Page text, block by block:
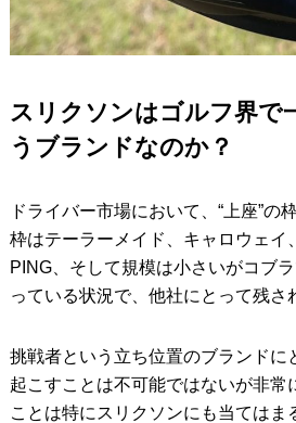
スリクソンはゴルフ界で
うブランドなのか？
ドライバー市場において、“上座”の
枠はテーラーメイド、キャロウェイ
PING、そして規模は小さいがコブ
っている状況で、他社にとって残さ
挑戦者という立ち位置のブランドに
起こすことは不可能ではないが非常
ことは特にスリクソンにも当てはま